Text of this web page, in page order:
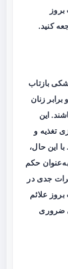
کنید.
بازتاب
زنان
این
تغذیه و
این حال،
حکم
جدی در
علائم
ضروری